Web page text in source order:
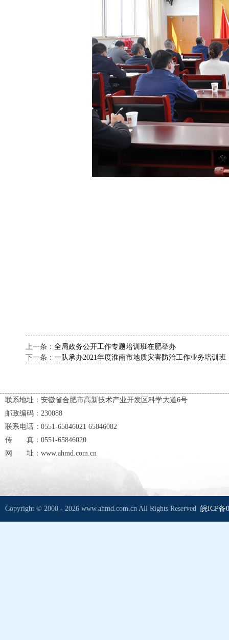
上一条： 全局政务公开工作专题培训班在肥举办
下一条： 一队承办2021年度淮南市地质灾害防治工作业务培训班
联系地址：安徽省合肥市高新技术产业开发区科学大道6号
邮政编码：230088
联系电话：0551-65846021 65846082
传 真：0551-65846020
网 址：www.ahmd.com.cn
Copyright © 2008 - 2026 www.ahmd.com.cn All Rights Reserved 皖ICP备